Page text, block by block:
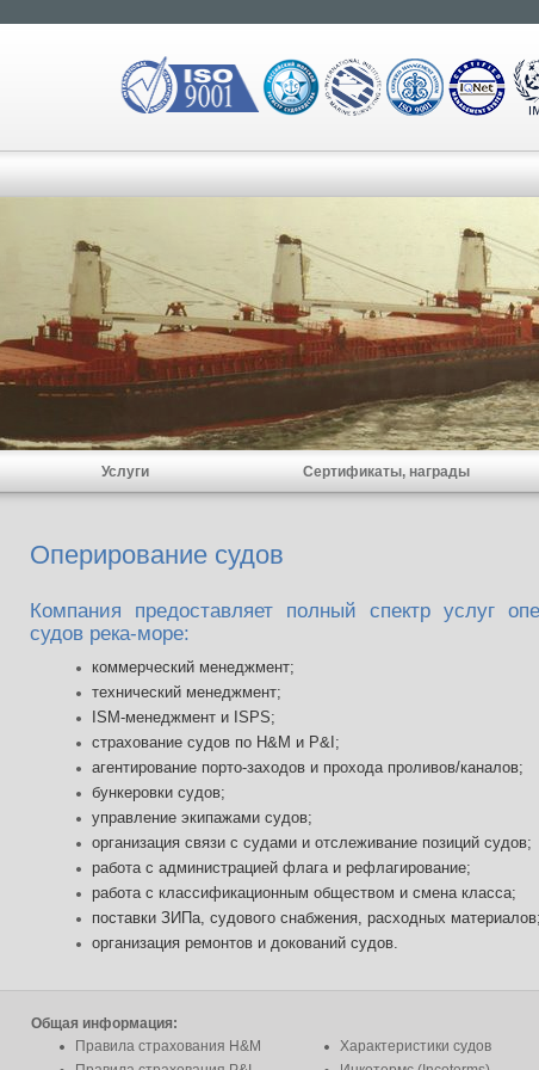
Услуги Сертификаты, награды
Оперирование судов
Компания предоставляет полный спектр услуг
судов река-море:
коммерческий менеджмент;
технический менеджмент;
ISM-менеджмент и ISPS;
страхование судов по H&M и P&I;
агентирование порто-заходов и прохода проливов/каналов;
бункеровки судов;
управление экипажами судов;
организация связи с судами и отслеживание позиций судов;
работа с администрацией флага и рефлагирование;
работа с классификационным обществом и смена класса;
поставки ЗИПа, судового снабжения, расходных материалов;
организация ремонтов и докований судов.
Общая информация:
Правила страхования Н&M
Характеристики судов